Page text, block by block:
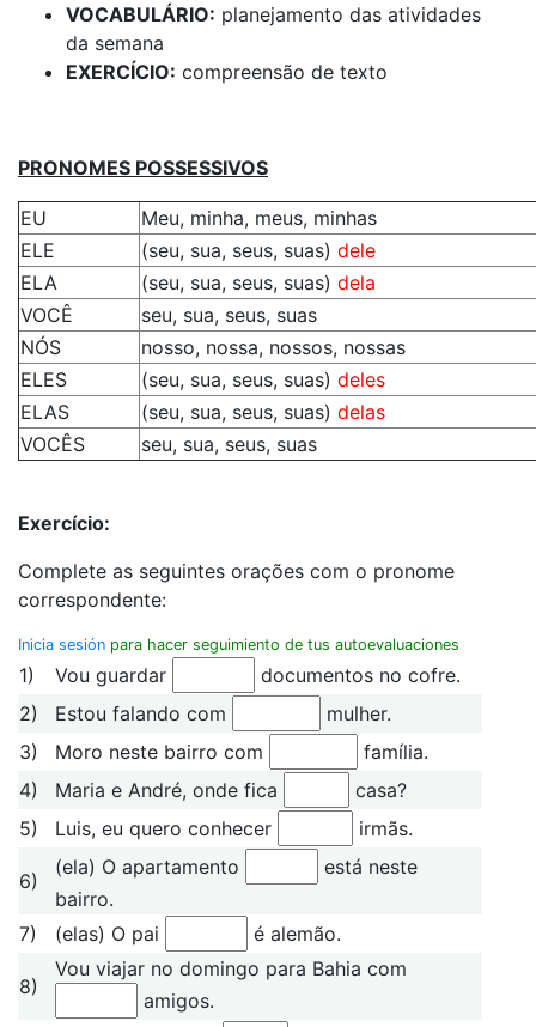
VOCABULÁRIO: planejamento das atividades
da semana
EXERCÍCIO: compreensão de texto
PRONOMES POSSESSIVOS
EU
Meu, minha, meus, minhas
ELE
(seu, sua, seus, suas) dele
ELA
(seu, sua, seus, suas) dela
VOCÊ
seu, sua, seus, suas
NÓS
nosso, nossa, nossos, nossas
ELES
(seu, sua, seus, suas) deles
ELAS
(seu, sua, seus, suas) delas
VOCÊS
seu, sua, seus, suas
Exercício:
Complete as seguintes orações com o pronome
correspondente:
Inicia sesión para hacer seguimiento de tus autoevaluaciones
1) Vou guardar
documentos no cofre.
2)
Estou falando com
mulher.
3)
Moro neste bairro com
família.
4)
Maria e André, onde fica
casa?
5)
Luis, eu quero conhecer irmãs.
6)
(ela) O apartamento
está neste
bairro.
7)
(elas) O pai é alemão.
8)
Vou viajar no domingo para Bahia com
amigos.